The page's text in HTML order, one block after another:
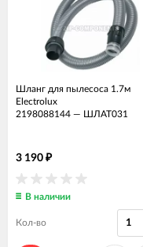
Шланг для пылесоса 1.7м
Electrolux
2198088144 — ШЛАТ031
3 190 ₽
В наличии
Кол-во